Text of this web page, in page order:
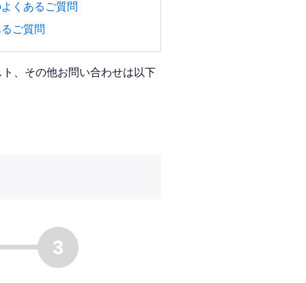
くあるご質問
ご質問
、その他お問い合わせは以下